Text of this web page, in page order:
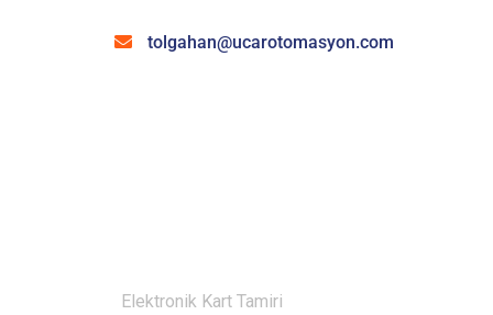
tolgahan@ucarotomasyon.com
Elektronik Kart Tamiri